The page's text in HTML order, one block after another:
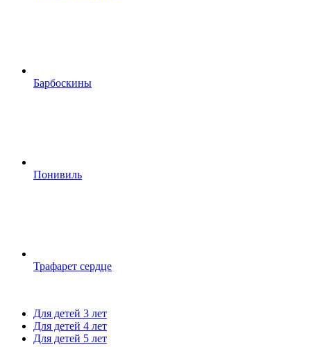
Барбоскины
Понивиль
Трафарет сердце
Для детей 3 лет
Для детей 4 лет
Для детей 5 лет